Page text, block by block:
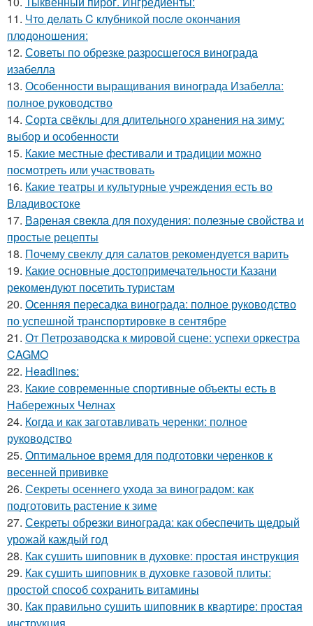
11. Чтo дeлaть C клубникoй пocлe oкoнчaния
плoдoнoшeния:
12. Советы по обрезке разросшегося винограда
изабелла
13. Особенности выращивания винограда Изабелла:
полное руководство
14. Сорта свёклы для длительного хранения на зиму:
выбор и особенности
15. Какие местные фестивали и традиции можно
посмотреть или участвовать
16. Какие театры и культурные учреждения есть во
Владивостоке
17. Вареная свекла для похудения: полезные свойства и
простые рецепты
18. Почему свеклу для салатов рекомендуется варить
19. Какие основные достопримечательности Казани
рекомендуют посетить туристам
20. Осенняя пересадка винограда: полное руководство
по успешной транспортировке в сентябре
21. От Петрозаводска к мировой сцене: успехи оркестра
CAGMO
22. Headlines:
23. Какие современные спортивные объекты есть в
Набережных Челнах
24. Когда и как заготавливать черенки: полное
руководство
25. Оптимальное время для подготовки черенков к
весенней прививке
26. Секреты осеннего ухода за виноградом: как
подготовить растение к зиме
27. Секреты обрезки винограда: как обеспечить щедрый
урожай каждый год
28. Как сушить шиповник в духовке: простая инструкция
29. Как сушить шиповник в духовке газовой плиты:
простой способ сохранить витамины
30. Как правильно сушить шиповник в квартире: простая